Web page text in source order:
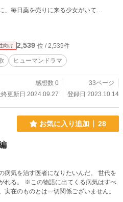
、毎日薬を売りに来る少女がいて…
向け 2,539 位 / 2,539件
ヒューマンドラマ
感想数 0
33ページ
更新日 2024.09.27
登録日 2023.10.14
お気に入り追加 28
気を治す医者になりたいんだ。 世代を
れる。 ※この物語に出てくる病気はすべ
実在のものとは一切関係ございません。